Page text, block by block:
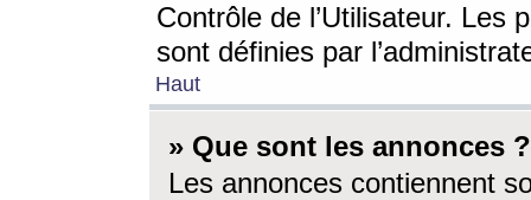
Contrôle de l’Utilisateur. Les
sont définies par
Haut
» Que sont les annonces ?
Les annonces contiennent